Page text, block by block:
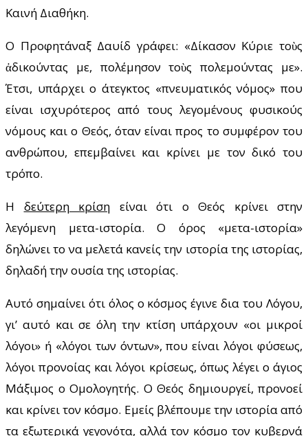
Καινή Διαθήκη.
Ο Προφητάναξ Δαυίδ γράφει: «Δίκασον Κύριε τοὺς
ἀδικούντας με, πολέμησον τοὺς πολεμούντας με».
Έτσι, υπάρχει ο άτεγκτος «πνευματικός νόμος» που
είναι ισχυρότερος από τους λεγομένους φυσικούς
νόμους και ο Θεός, όταν είναι προς το συμφέρον του
ανθρώπου, επεμβαίνει και κρίνει με τον δικό του
τρόπο.
Η δεύτερη κρίση είναι ότι ο Θεός κρίνει στην
λεγόμενη μετα-ιστορία. Ο όρος «μετα-ιστορία»
δηλώνει το να μελετά κανείς την ιστορία της ιστορίας,
δηλαδή την ουσία της ιστορίας.
Αυτό σημαίνει ότι όλος ο κόσμος έγινε δια του Λόγου,
γι’ αυτό και σε όλη την κτίση υπάρχουν «οι μικροί
λόγοι» ή «λόγοι των όντων», που είναι λόγοι φύσεως,
λόγοι προνοίας και λόγοι κρίσεως, όπως λέγει ο άγιος
Μάξιμος ο Ομολογητής. Ο Θεός δημιουργεί, προνοεί
και κρίνει τον κόσμο. Εμείς βλέπουμε την ιστορία από
τα εξωτερικά γεγονότα, αλλά τον κόσμο τον κυβερνά